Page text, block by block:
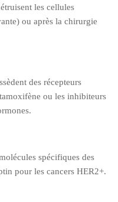
les cellules
ou après la chirurgie
des récepteurs
ou les inhibiteurs
spécifiques des
pour les cancers HER2+.